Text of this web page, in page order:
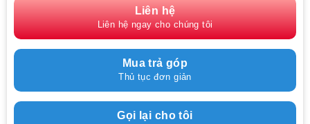
Liên hệ
Liên hệ ngay cho chúng tôi
Mua trả góp
Thủ tục đơn giản
Gọi lại cho tôi